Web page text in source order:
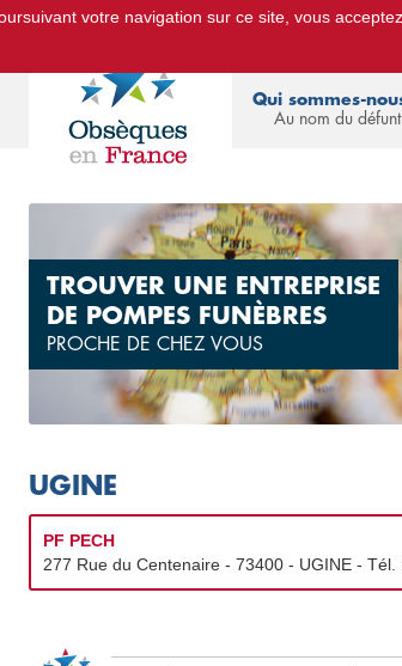
Le Portail d'Informations Obsèques :
Qui sommes-
Au nom du défunt
TROUVER UNE ENTREPRISE
DE POMPES FUNÈBRES
PROCHE DE CHEZ VOUS
UGINE
PF PECH
277 Rue du Centenaire - 73400 - UGINE - Tél.
votre navigation sur ce site, vous